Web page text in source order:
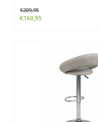
€209,95
€160,95